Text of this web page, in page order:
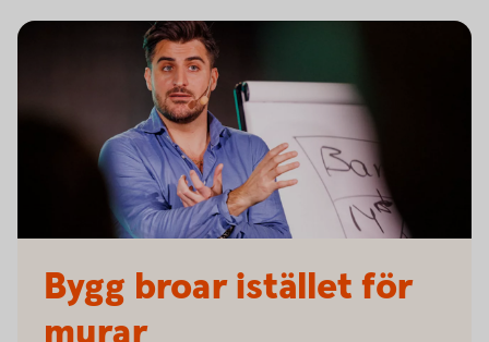
Bygg broar istället för